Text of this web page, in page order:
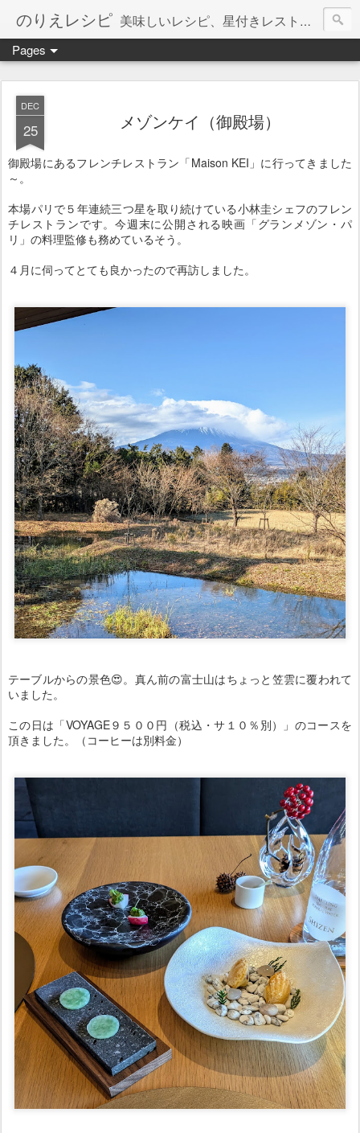
のりえレシピ 美味しいレシピ、星付きレストラン、絶品お取り寄せを紹介しています。
Pages
DEC
25 メゾンケイ（御殿場）
御殿場にあるフレンチレストラン「Maison KEI」に行ってきました
～。
本場パリで５年連続三つ星を取り続けている小林圭シェフのフレン
チレストランです。今週末に公開される映画「グランメゾン・パ
リ」の料理監修も務めているそう。
４月に伺ってとても良かったので再訪しました。
テーブルからの景色😍。真ん前の富士山はちょっと笠雲に覆われて
いました。
この日は「VOYAGE９５００円（税込・サ１０％別）」のコースを
頂きました。（コーヒーは別料金）